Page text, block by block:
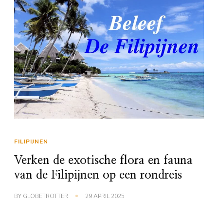
FILIPIJNEN
Verken de exotische flora en fauna
van de Filipijnen op een rondreis
BY GLOBETROTTER 29 APRIL 2025